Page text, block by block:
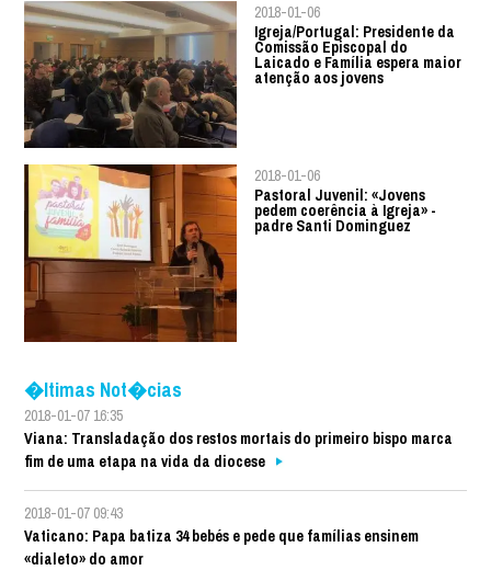
2018-01-06
Igreja/Portugal: Presidente da
Comissão Episcopal do
Laicado e Família espera maior
atenção aos jovens
2018-01-06
Pastoral Juvenil: «Jovens
pedem coerência à Igreja» -
padre Santi Dominguez
�ltimas Not�cias
2018-01-07 16:35
Viana: Transladação dos restos mortais do primeiro bispo marca
fim de uma etapa na vida da diocese
2018-01-07 09:43
Vaticano: Papa batiza 34 bebés e pede que famílias ensinem
«dialeto» do amor